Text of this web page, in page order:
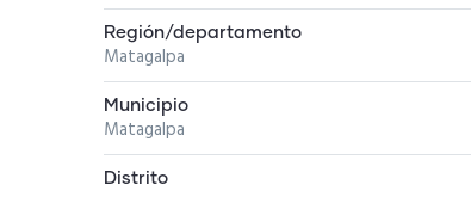
Región/departamento
Matagalpa
Municipio
Matagalpa
Distrito